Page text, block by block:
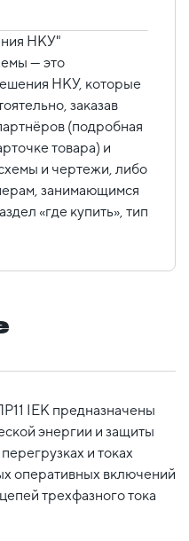
НКУ"
— это
НКУ, которые
заказав
(подробная
товара) и
и чертежи, либо
занимающимся
«где купить», тип
IEK предназначены
энергии и защиты
и токах
оперативных включений
трехфазного тока